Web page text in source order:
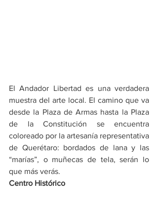
El Andador Libertad es una verdadera
muestra del arte local. El camino que va
desde la Plaza de Armas hasta la Plaza
de la Constitución se encuentra
coloreado por la artesanía representativa
de Querétaro: bordados de lana y las
“marías”, o muñecas de tela, serán lo
que más verás.
Centro Histórico